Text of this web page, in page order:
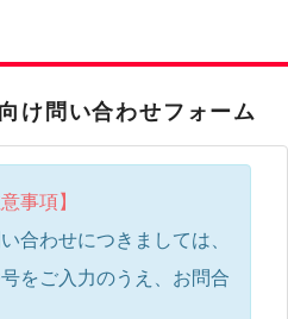
け問い合わせフォーム
事項】
合わせにつきましては、
をご入力のうえ、お問合